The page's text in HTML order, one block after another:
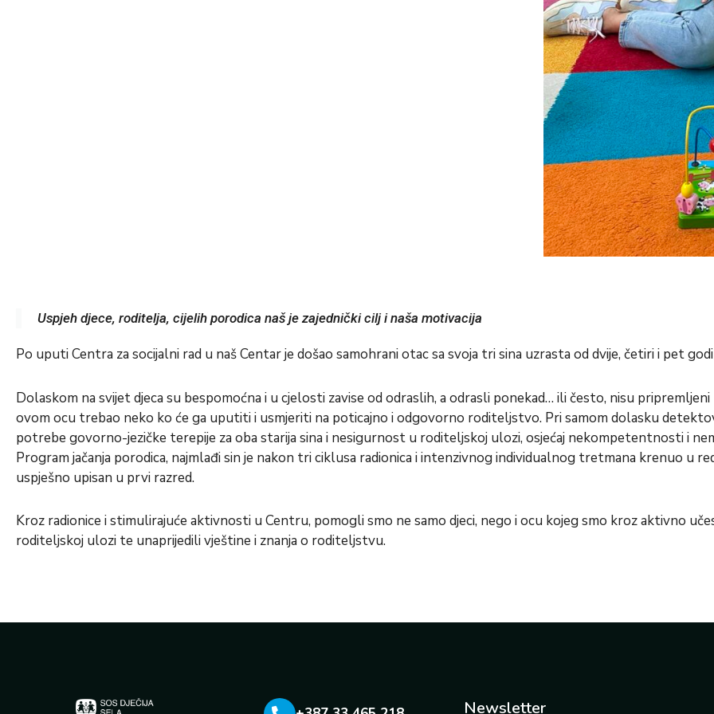
Uspjeh djece, roditelja, cijelih porodica naš je zajednički cilj i naša motivacija
Po uputi Centra za socijalni rad u naš Centar je došao samohrani otac sa svoja tri sina uzrasta od dvije, četiri i pet
Dolaskom na svijet djeca su bespomoćna i u cjelosti zavise od odraslih, a odrasli ponekad… ili često, nisu
ovom ocu trebao neko ko će ga uputiti i usmjeriti na poticajno i odgovorno roditeljstvo. Pri samom dolasku
potrebe govorno-jezičke terepije za oba starija sina i nesigurnost u roditeljskoj ulozi, osjećaj nekompetentnosti i
Program jačanja porodica, najmlađi sin je nakon tri ciklusa radionica i intenzivnog individualnog tretmana krenuo u
uspješno upisan u prvi razred.
Kroz radionice i stimulirajuće aktivnosti u Centru, pomogli smo ne samo djeci, nego i ocu kojeg smo kroz aktivno
roditeljskoj ulozi te unaprijedili vještine i znanja o roditeljstvu.
Newsletter